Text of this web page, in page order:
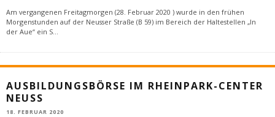
Am vergangenen Freitagmorgen (28. Februar 2020 ) wurde in den frühen
Morgenstunden auf der Neusser Straße (B 59) im Bereich der Haltestellen „In
der Aue“ ein S...
AUSBILDUNGSBÖRSE IM RHEINPARK-CENTER
NEUSS
18. FEBRUAR 2020